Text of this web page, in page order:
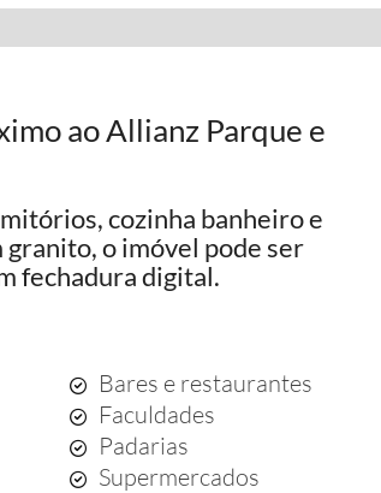
ao Allianz Parque e
cozinha banheiro e
granito, o imóvel pode ser
fechadura digital.
Bares e restaurantes
Faculdades
Padarias
Supermercados